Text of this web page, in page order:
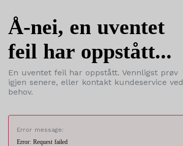
Å-nei, en uventet
feil har oppstått...
En uventet feil har oppstått. Vennligst prøv
igjen senere, eller kontakt kundeservice ved
behov.
Error message:
Error: Request failed